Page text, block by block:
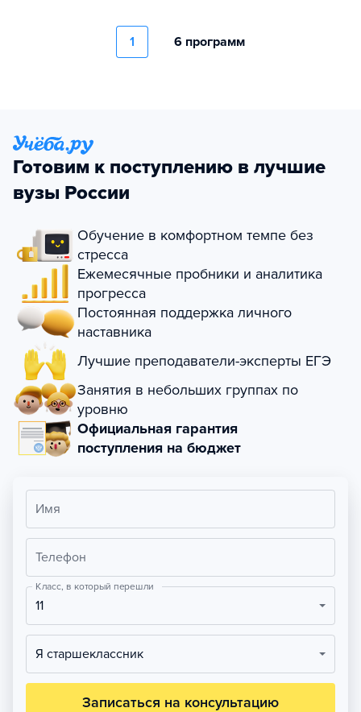
1 6 программ
Готовим к поступлению в лучшие
вузы России
Обучение в комфортном темпе без
стресса
Ежемесячные пробники и аналитика
прогресса
Постоянная поддержка личного
наставника
Лучшие преподаватели-эксперты ЕГЭ
Занятия в небольших группах по
уровню
Официальная гарантия
поступления на бюджет
Имя
Телефон
Класс, в который перешли
11
Я старшеклассник
Записаться на консультацию